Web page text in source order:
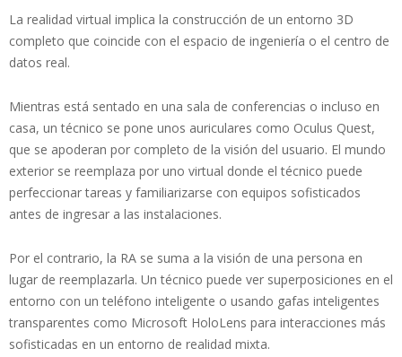
La realidad virtual implica la construcción de un entorno 3D
completo que coincide con el espacio de ingeniería o el centro de
datos real.
Mientras está sentado en una sala de conferencias o incluso en
casa, un técnico se pone unos auriculares como Oculus Quest,
que se apoderan por completo de la visión del usuario. El mundo
exterior se reemplaza por uno virtual donde el técnico puede
perfeccionar tareas y familiarizarse con equipos sofisticados
antes de ingresar a las instalaciones.
Por el contrario, la RA se suma a la visión de una persona en
lugar de reemplazarla. Un técnico puede ver superposiciones en el
entorno con un teléfono inteligente o usando gafas inteligentes
transparentes como Microsoft HoloLens para interacciones más
sofisticadas en un entorno de realidad mixta.